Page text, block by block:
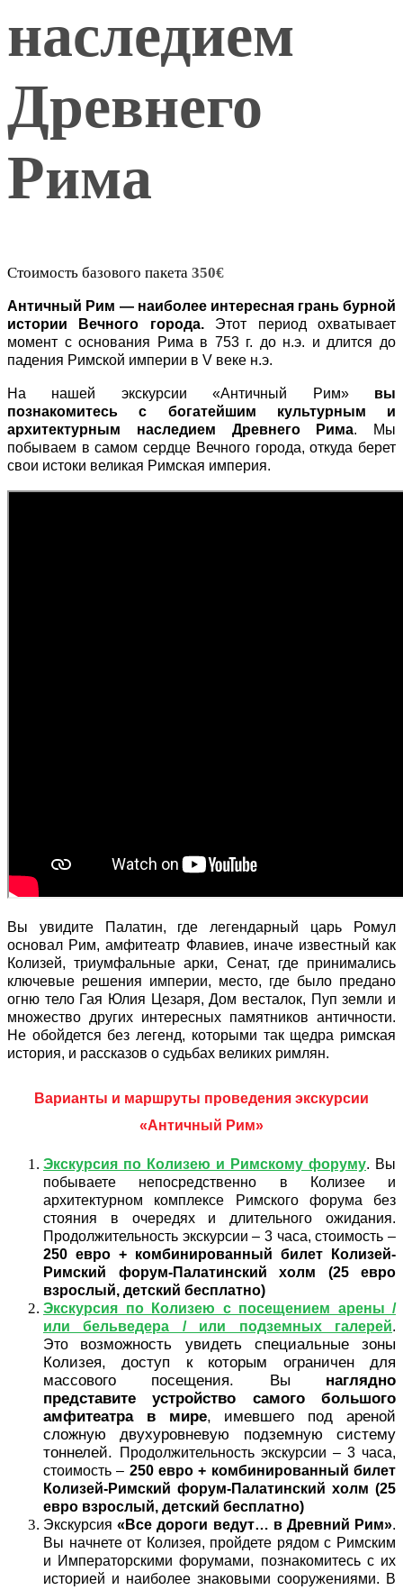
наследием
Древнего
Рима
Стоимость базового пакета 350€
Античный Рим — наиболее интересная грань бурной
истории Вечного города.Этот период охватывает
момент с основания Рима в 753 г. до н.э. и длится до
падения Римской империи в V веке н.э.
На нашей экскурсии «Античный Рим» вы
познакомитесь с богатейшим культурным и
архитектурным наследием Древнего Рима. Мы
побываем в самом сердце Вечного города, откуда берет
свои истоки великая Римская империя.
Вы увидите Палатин, где легендарный царь Ромул
основал Рим, амфитеатр Флавиев, иначе известный как
Колизей, триумфальные арки, Сенат, где принимались
ключевые решения империи, место, где было предано
огню тело Гая Юлия Цезаря, Дом весталок, Пуп земли и
множество других интересных памятников античности.
Не обойдется без легенд, которыми так щедра римская
история, и рассказов о судьбах великих римлян.
Варианты и маршруты проведения экскурсии
«Античный Рим»
Экскурсия по Колизею и Римскому форуму. Вы
побываете непосредственно в Колизее и
архитектурном комплексе Римского форума без
стояния в очередях и длительного ожидания.
Продолжительность экскурсии – 3 часа, стоимость –
250 евро + комбинированный билет Колизей-
Римский форум-Палатинский холм (25 евро
взрослый, детский бесплатно)
Экскурсия по Колизею с посещением арены /
или бельведера / или подземных галерей.
Это возможность увидеть специальные зоны
Колизея, доступ к которым ограничен для
массового посещения. Вы наглядно
представите устройство самого большого
амфитеатра в мире, имевшего под ареной
сложную двухуровневую подземную систему
тоннелей.
Продолжительность экскурсии – 3 часа,
стоимость – 250 евро + комбинированный билет
Колизей-Римский форум-Палатинский холм (25
евро взрослый, детский бесплатно)
Экскурсия«Все дороги ведут… в Древний Рим».
Вы начнете от Колизея, пройдете рядом с Римским
и Императорскими форумами, познакомитесь с их
историей и наиболее знаковыми сооружениями. В